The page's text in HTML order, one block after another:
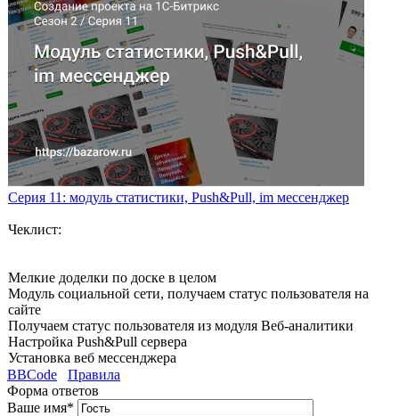
Серия 11: модуль статистики, Push&Pull, im мессенджер
Чеклист:
Мелкие доделки по доске в целом
Модуль социальной сети, получаем статус пользователя на
сайте
Получаем статус пользователя из модуля Веб-аналитики
Настройка Push&Pull сервера
Установка веб мессенджера
BBCode
Правила
Форма ответов
Ваше имя*